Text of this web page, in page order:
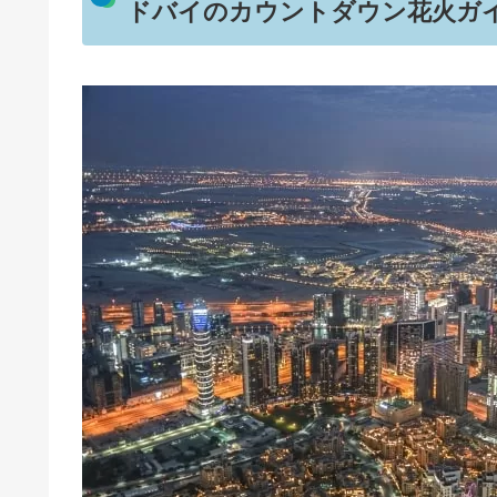
ドバイのカウントダウン花火ガ